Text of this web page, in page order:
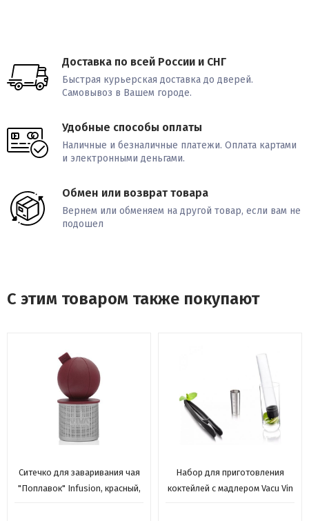
Доставка по всей России и СНГ
Быстрая курьерская доставка до дверей.
Самовывоз в Вашем городе.
Удобные способы оплаты
Наличные и безналичные платежи. Оплата картами
и электронными деньгами.
Обмен или возврат товара
Вернем или обменяем на другой товар, если вам не
подошел
С этим товаром также покупают
Ситечко для заваривания чая
"Поплавок" Infusion, красный,
Набор для приготовления
коктейлей с мадлером Vacu Vin